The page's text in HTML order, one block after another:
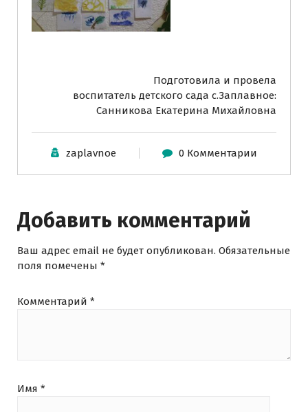
Подготовила и провела
воспитатель детского сада с.Заплавное:
Санникова Екатерина Михайловна
zaplavnoe 0 Комментарии
Добавить комментарий
Ваш адрес email не будет опубликован. Обязательные
поля помечены *
Комментарий *
Имя *